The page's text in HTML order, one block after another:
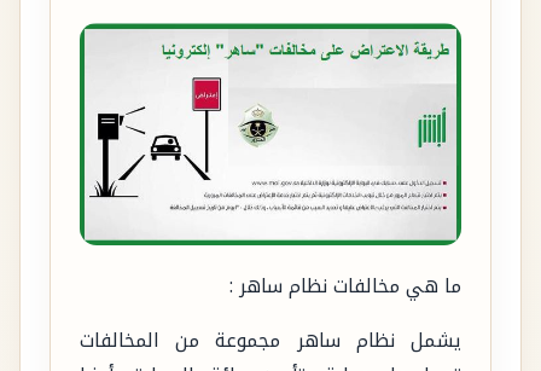
ما هي مخالفات نظام ساهر :
يشمل نظام ساهر مجموعة من المخالفات